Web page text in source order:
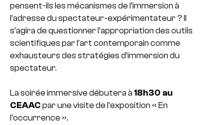
pensent-ils les mécanismes de l’immersion à
l’adresse du spectateur-expérimentateur ? Il
s’agira de questionner l’appropriation des outils
scientifiques par l’art contemporain comme
exhausteurs des stratégies d’immersion du
spectateur.
La soirée immersive débutera à 18h30 au
CEAAC par une visite de l’exposition « En
l’occurrence ».